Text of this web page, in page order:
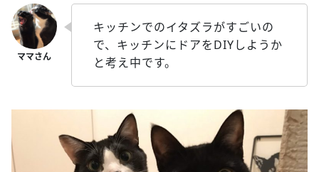
キッチンでのイタズラがすごいの
で、キッチンにドアをDIYしようか
と考え中です。